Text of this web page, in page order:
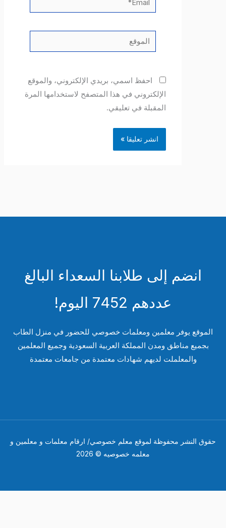
احفظ اسمي، بريدي الإلكتروني، والموقع
الإلكتروني في هذا المتصفح لاستخدامها المرة
المقبلة في تعليقي.
انضم إلى طلابنا السعداء البالغ
عددهم 7452 اليوم!
يوفر معلمين ومعلمات خصوصي للحضور في منزل الطاب
بجميع مناطق ومدن المملكة العربية السعودية وجميع المعلمين
والمعلملت لديهم شهادات معتمدة من جامعات معتمدة
النشر محفوظة لموقع معلم خصوصي/ ارقام معلمات و معلمين و
معلمه خصوصيه © 2026